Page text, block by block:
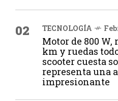
02 TECNOLOGÍA
Motor de 800 W,
km y ruedas
scooter cuesta
representa una
impresionante